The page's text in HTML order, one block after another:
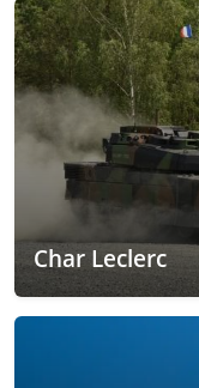
Char Leclerc